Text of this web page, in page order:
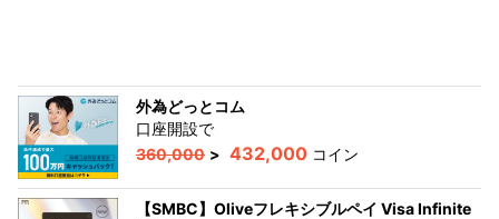
外為どっとコム
口座開設で
360,000 > 432,000 コイン
【SMBC】Oliveフレキシブルペイ Visa Infinite